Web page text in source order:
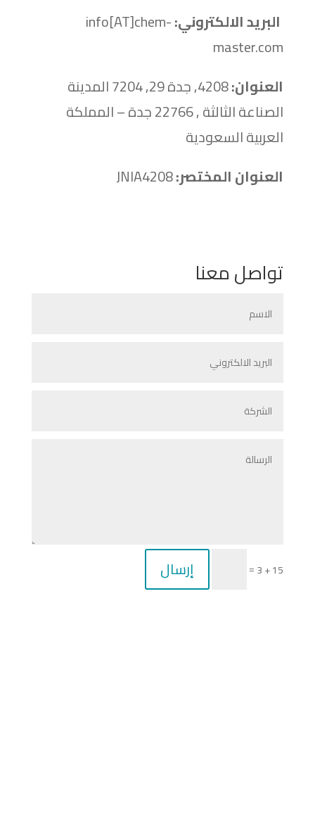
البريد الالكتروني:info[AT]chem-
master.com
العنوان:
4208, جدة 29, 7204 المدينة
الصناعة الثالثة , 22766 جدة – المملكة
العربية السعودية
العنوان المختصر:
تواصل معنا
15 + 3
= إرسال